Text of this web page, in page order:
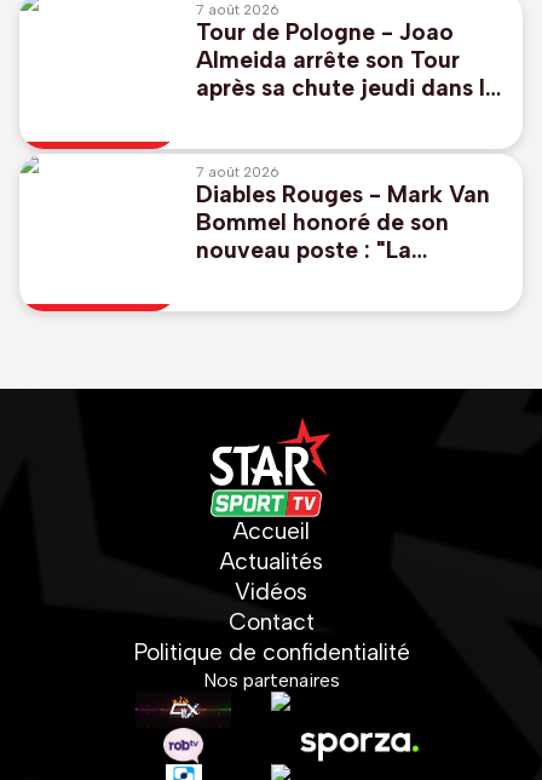
7 août 2026
Tour de Pologne - Joao
Almeida arrête son Tour
après sa chute jeudi dans la
7 août 2026
Diables Rouges - Mark Van
Bommel honoré de son
nouveau poste : "La
de football"
Accueil
Actualités
Vidéos
Contact
Politique de confidentialité
Nos partenaires